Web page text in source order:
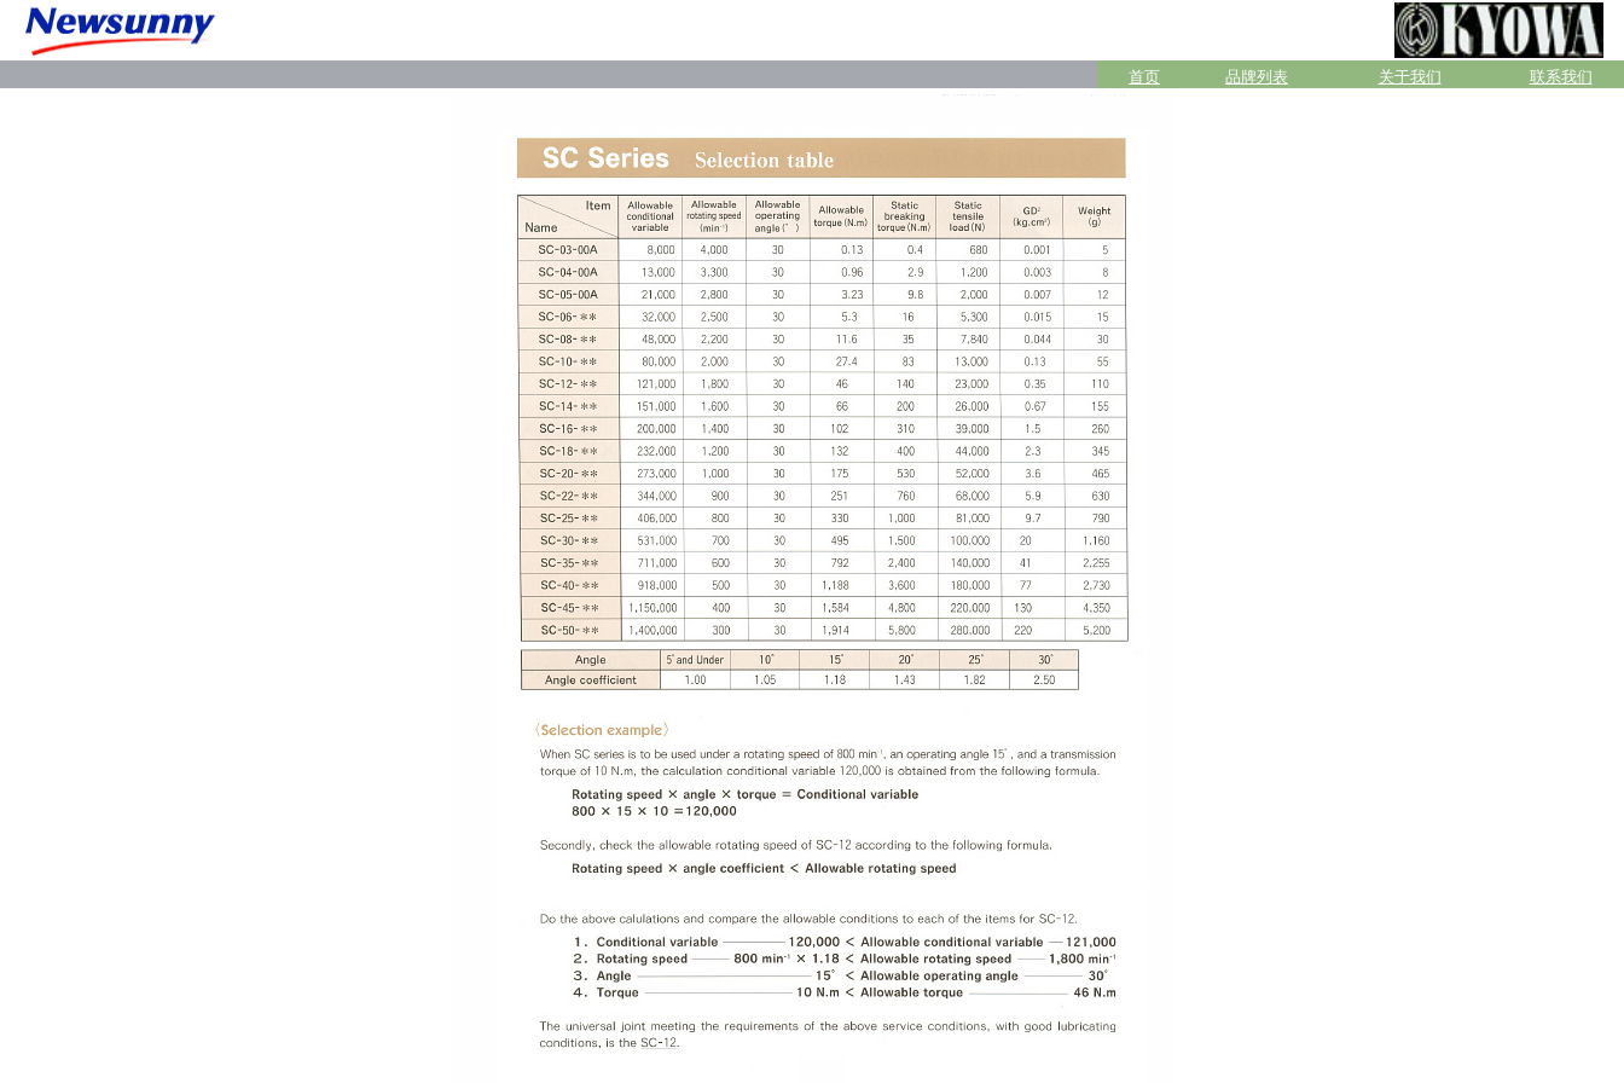
首页 品牌列表 关于我们 联系我们